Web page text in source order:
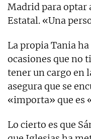
Madrid para optar
Estatal. «Una
La propia Tania
ocasiones que no
tener un cargo en
asegura que se
«importa» que es
Lo cierto es que